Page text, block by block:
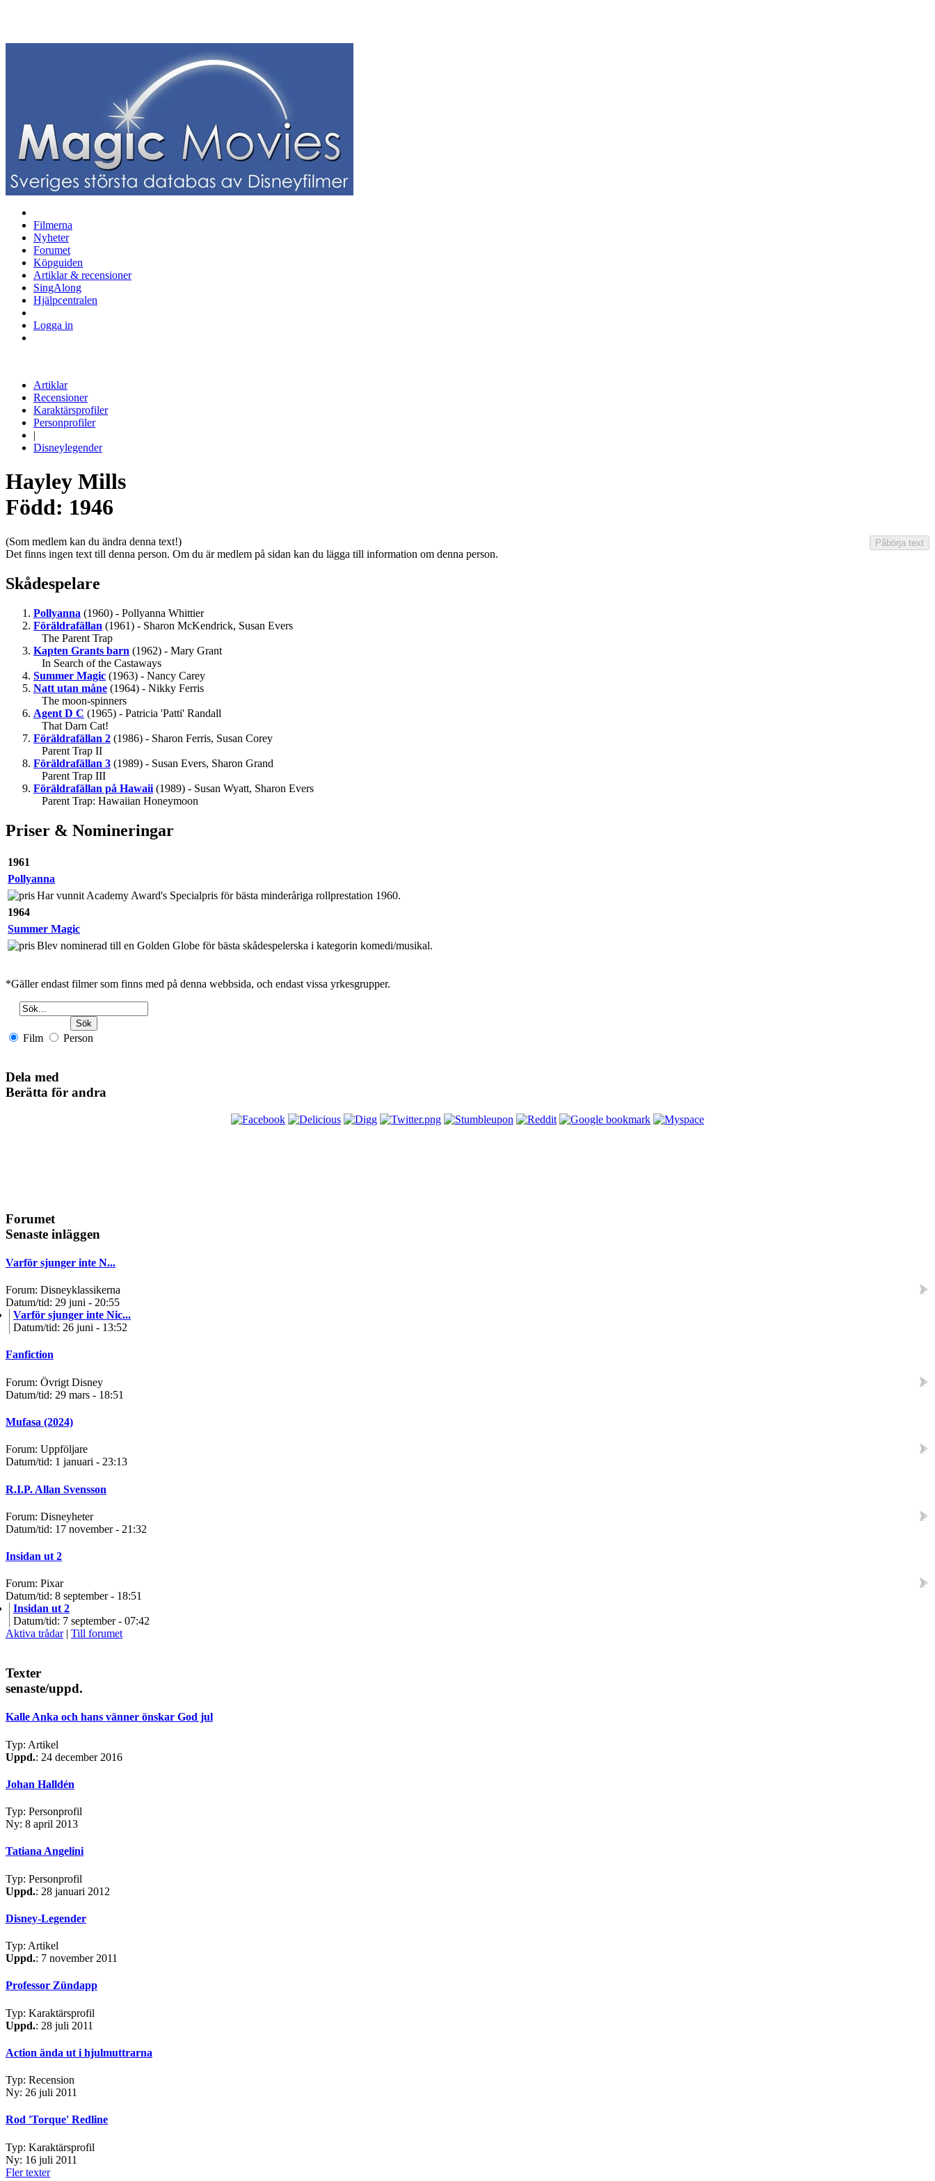
Filmerna
Nyheter
Forumet
Köpguiden
Artiklar & recensioner
SingAlong
Hjälpcentralen
Logga in
Artiklar
Recensioner
Karaktärsprofiler
Personprofiler
|
Disneylegender
Hayley Mills
Född: 1946
(Som medlem kan du ändra denna text!)
Det finns ingen text till denna person. Om du är medlem på sidan kan du lägga till information om denna person.
Skådespelare
Pollyanna (1960) - Pollyanna Whittier
Föräldrafällan (1961) - Sharon McKendrick, Susan Evers
The Parent Trap
Kapten Grants barn (1962) - Mary Grant
In Search of the Castaways
Summer Magic (1963) - Nancy Carey
Natt utan måne (1964) - Nikky Ferris
The moon-spinners
Agent D C (1965) - Patricia 'Patti' Randall
That Darn Cat!
Föräldrafällan 2 (1986) - Sharon Ferris, Susan Corey
Parent Trap II
Föräldrafällan 3 (1989) - Susan Evers, Sharon Grand
Parent Trap III
Föräldrafällan på Hawaii (1989) - Susan Wyatt, Sharon Evers
Parent Trap: Hawaiian Honeymoon
Priser & Nomineringar
1961
Pollyanna
Har vunnit Academy Award's Specialpris för bästa minderåriga rollprestation 1960.
1964
Summer Magic
Blev nominerad till en Golden Globe för bästa skådespelerska i kategorin komedi/musikal.
*Gäller endast filmer som finns med på denna webbsida, och endast vissa yrkesgrupper.
Film Person
Dela med
Berätta för andra
Forumet
Senaste inläggen
Varför sjunger inte N...
Forum: Disneyklassikerna
Datum/tid: 29 juni - 20:55
Varför sjunger inte Nic...
Datum/tid: 26 juni - 13:52
Fanfiction
Forum: Övrigt Disney
Datum/tid: 29 mars - 18:51
Mufasa (2024)
Forum: Uppföljare
Datum/tid: 1 januari - 23:13
R.I.P. Allan Svensson
Forum: Disneyheter
Datum/tid: 17 november - 21:32
Insidan ut 2
Forum: Pixar
Datum/tid: 8 september - 18:51
Insidan ut 2
Datum/tid: 7 september - 07:42
Aktiva trådar| Till forumet
Texter
senaste/uppd.
Kalle Anka och hans vänner önskar God jul
Typ: Artikel
Uppd.: 24 december 2016
Johan Halldén
Typ: Personprofil
Ny: 8 april 2013
Tatiana Angelini
Typ: Personprofil
Uppd.: 28 januari 2012
Disney-Legender
Typ: Artikel
Uppd.: 7 november 2011
Professor Zündapp
Typ: Karaktärsprofil
Uppd.: 28 juli 2011
Action ända ut i hjulmuttrarna
Typ: Recension
Ny: 26 juli 2011
Rod 'Torque' Redline
Typ: Karaktärsprofil
Ny: 16 juli 2011
Fler texter